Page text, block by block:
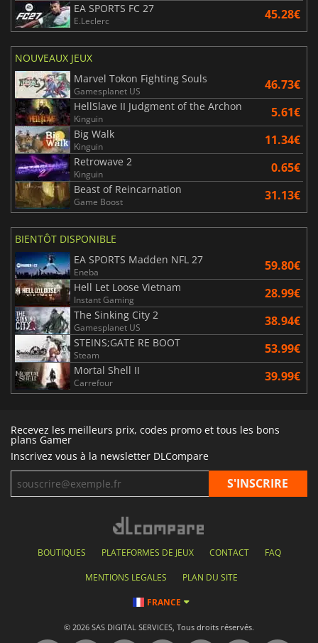
EA SPORTS FC 27
E.Leclerc 45.28€
NOUVEAUX JEUX
Marvel Tokon Fighting Souls
Gamesplanet US 46.73€
HellSlave II Judgment of the Archon
Kinguin 5.61€
Big Walk
Kinguin 11.34€
Retrowave 2
Kinguin 0.65€
Beast of Reincarnation
Game Boost 31.13€
BIENTÔT DISPONIBLE
EA SPORTS Madden NFL 27
Eneba 59.80€
Hell Let Loose Vietnam
Instant Gaming 28.99€
The Sinking City 2
Gamesplanet US 38.94€
STEINS;GATE RE BOOT
Steam 53.99€
Mortal Shell II
Carrefour 39.99€
Recevez les meilleurs prix, codes promo et tous les bons
plans Gamer
Inscrivez vous à la newsletter DLCompare
BOUTIQUES PLATEFORMES DE JEUX CONTACT FAQ
MENTIONS LEGALES PLAN DU SITE
FRANCE
© 2026 SAS DIGITAL SERVICES, Tous droits réservés.